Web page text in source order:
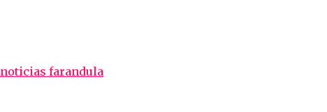
noticias farandula